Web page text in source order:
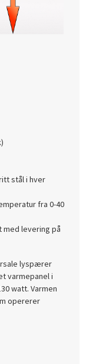
stål i hver
fra 0-40
levering på
lyspærer
varmepanel i
watt. Varmen
opererer